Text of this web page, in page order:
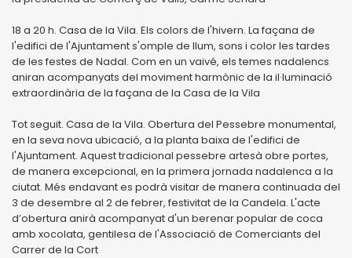
18 a 20 h. Casa de la Vila. Els colors de l'hivern. La façana de
l'edifici de l'Ajuntament s'omple de llum, sons i color les tardes
de les festes de Nadal. Com en un vaivé, els temes nadalencs
aniran acompanyats del moviment harmònic de la il·luminació
extraordinària de la façana de la Casa de la Vila
Tot seguit. Casa de la Vila. Obertura del Pessebre monumental,
en la seva nova ubicació, a la planta baixa de l'edifici de
l'Ajuntament. Aquest tradicional pessebre artesà obre portes,
de manera excepcional, en la primera jornada nadalenca a la
ciutat. Més endavant es podrà visitar de manera continuada del
3 de desembre al 2 de febrer, festivitat de la Candela. L'acte
d’obertura anirà acompanyat d'un berenar popular de coca
amb xocolata, gentilesa de l'Associació de Comerciants del
Carrer de la Cort